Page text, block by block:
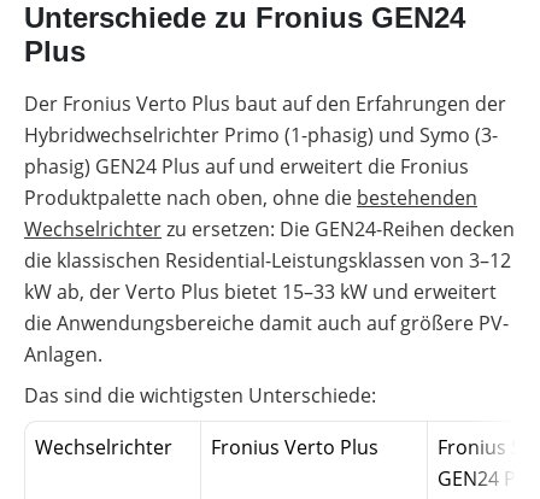
Unterschiede zu Fronius GEN24
Plus
Der Fronius Verto Plus baut auf den Erfahrungen der
Hybridwechselrichter Primo (1-phasig) und Symo (3-
phasig) GEN24 Plus auf und erweitert die Fronius
Produktpalette nach oben, ohne die bestehenden
Wechselrichterzu ersetzen: Die GEN24-Reihen decken
die klassischen Residential-Leistungsklassen von 3–12
kW ab, der Verto Plus bietet 15–33 kW und erweitert
die Anwendungsbereiche damit auch auf größere PV-
Anlagen.
Das sind die wichtigsten Unterschiede:
Wechselrichter
Fronius Verto Plus
Fronius
GEN24